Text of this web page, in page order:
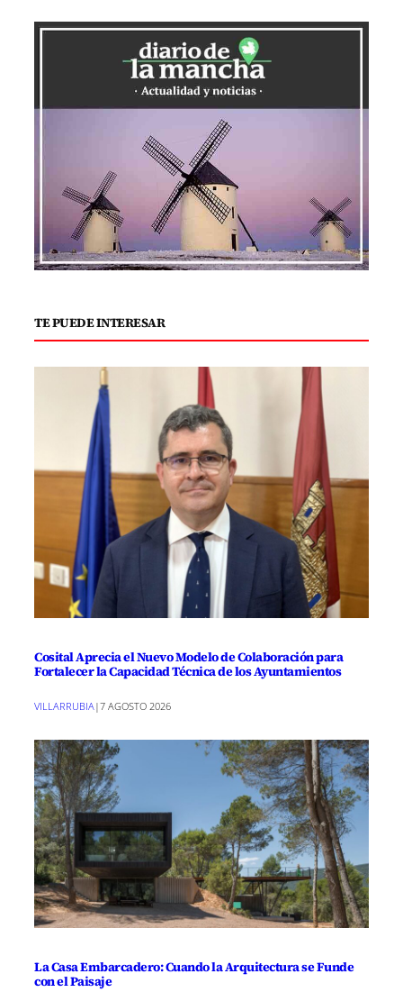
TE PUEDE INTERESAR
Cosital Aprecia el Nuevo Modelo de Colaboración para
Fortalecer la Capacidad Técnica de los Ayuntamientos
VILLARRUBIA|7 AGOSTO 2026
La Casa Embarcadero: Cuando la Arquitectura se Funde
con el Paisaje